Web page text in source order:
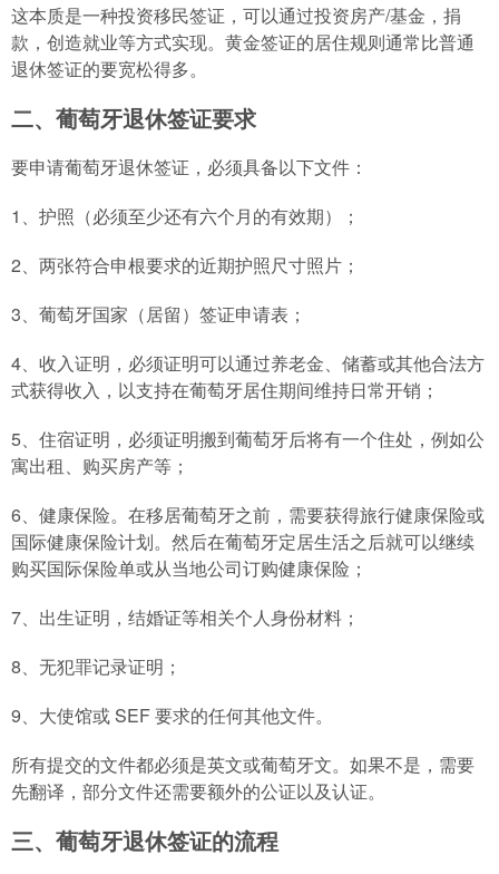
这本质是一种投资移民签证，可以通过投资房产/基金，捐
款，创造就业等方式实现。黄金签证的居住规则通常比普通
退休签证的要宽松得多。
二、葡萄牙退休签证要求
要申请葡萄牙退休签证，必须具备以下文件：
1、护照（必须至少还有六个月的有效期）；
2、两张符合申根要求的近期护照尺寸照片；
3、葡萄牙国家（居留）签证申请表；
4、收入证明，必须证明可以通过养老金、储蓄或其他合法方
式获得收入，以支持在葡萄牙居住期间维持日常开销；
5、住宿证明，必须证明搬到葡萄牙后将有一个住处，例如公
寓出租、购买房产等；
6、健康保险。在移居葡萄牙之前，需要获得旅行健康保险或
国际健康保险计划。然后在葡萄牙定居生活之后就可以继续
购买国际保险单或从当地公司订购健康保险；
7、出生证明，结婚证等相关个人身份材料；
8、无犯罪记录证明；
9、大使馆或 SEF 要求的任何其他文件。
所有提交的文件都必须是英文或葡萄牙文。如果不是，需要
先翻译，部分文件还需要额外的公证以及认证。
三、葡萄牙退休签证的流程